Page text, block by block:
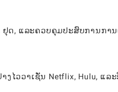
ດ, ແລະຄວບຄຸມປະສົບການກາ
ໄວວາເຊັ່ນ Netflix, Hulu, ແ